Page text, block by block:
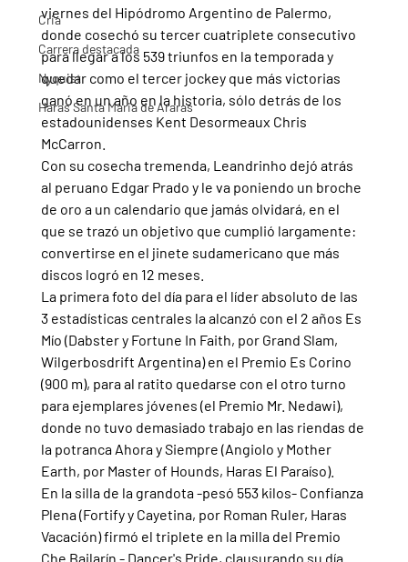
Cria
Carrera destacada
Nyquist
Haras Santa Maria de Araras
viernes del Hipódromo Argentino de Palermo,
donde cosechó su tercer cuatriplete consecutivo
para llegar a los 539 triunfos en la temporada y
quedar como el tercer jockey que más victorias
ganó en un año en la historia, sólo detrás de los
estadounidenses Kent Desormeaux Chris
McCarron.
Con su cosecha tremenda, Leandrinho dejó atrás
al peruano Edgar Prado y le va poniendo un broche
de oro a un calendario que jamás olvidará, en el
que se trazó un objetivo que cumplió largamente:
convertirse en el jinete sudamericano que más
discos logró en 12 meses.
La primera foto del día para el líder absoluto de las
3 estadísticas centrales la alcanzó con el 2 años Es
Mío (Dabster y Fortune In Faith, por Grand Slam,
Wilgerbosdrift Argentina) en el Premio Es Corino
(900 m), para al ratito quedarse con el otro turno
para ejemplares jóvenes (el Premio Mr. Nedawi),
donde no tuvo demasiado trabajo en las riendas de
la potranca Ahora y Siempre (Angiolo y Mother
Earth, por Master of Hounds, Haras El Paraíso).
En la silla de la grandota -pesó 553 kilos- Confianza
Plena (Fortify y Cayetina, por Roman Ruler, Haras
Vacación) firmó el triplete en la milla del Premio
Che Bailarín - Dancer's Pride, clausurando su día